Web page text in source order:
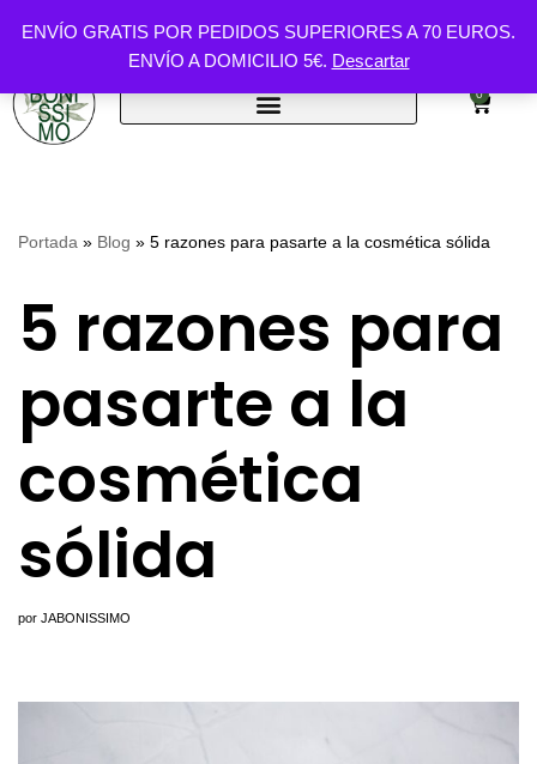
ENVÍO GRATIS POR PEDIDOS SUPERIORES A 70 EUROS.
ENVÍO A DOMICILIO 5€. Descartar
al
contenido
0
Portada » Blog » 5 razones para pasarte a la cosmética sólida
5 razones para
pasarte a la
cosmética
sólida
por JABONISSIMO